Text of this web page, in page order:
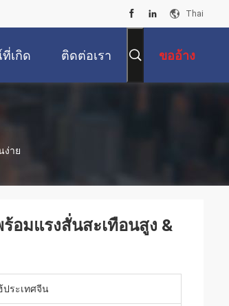
Thai
เกิด ติดต่อเรา ขออ้าง
ง่าย
อมแรงสั่นสะเทือนสูง &
ประเทศจีน